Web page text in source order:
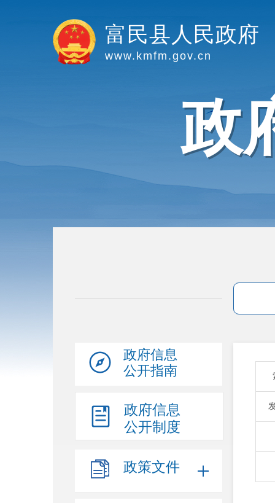
富民县人民政府
www.kmfm.gov.cn
政
政府信息
公开指南
政府信息
公开制度
政策文件